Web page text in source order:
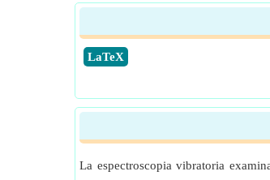
​LaTeX
La espectroscopia vibratoria